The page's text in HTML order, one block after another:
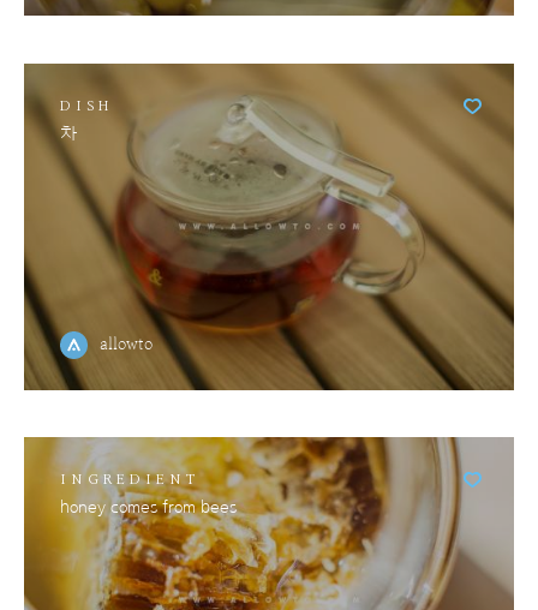
DISH
차
allowto
INGREDIENT
honey comes from bees